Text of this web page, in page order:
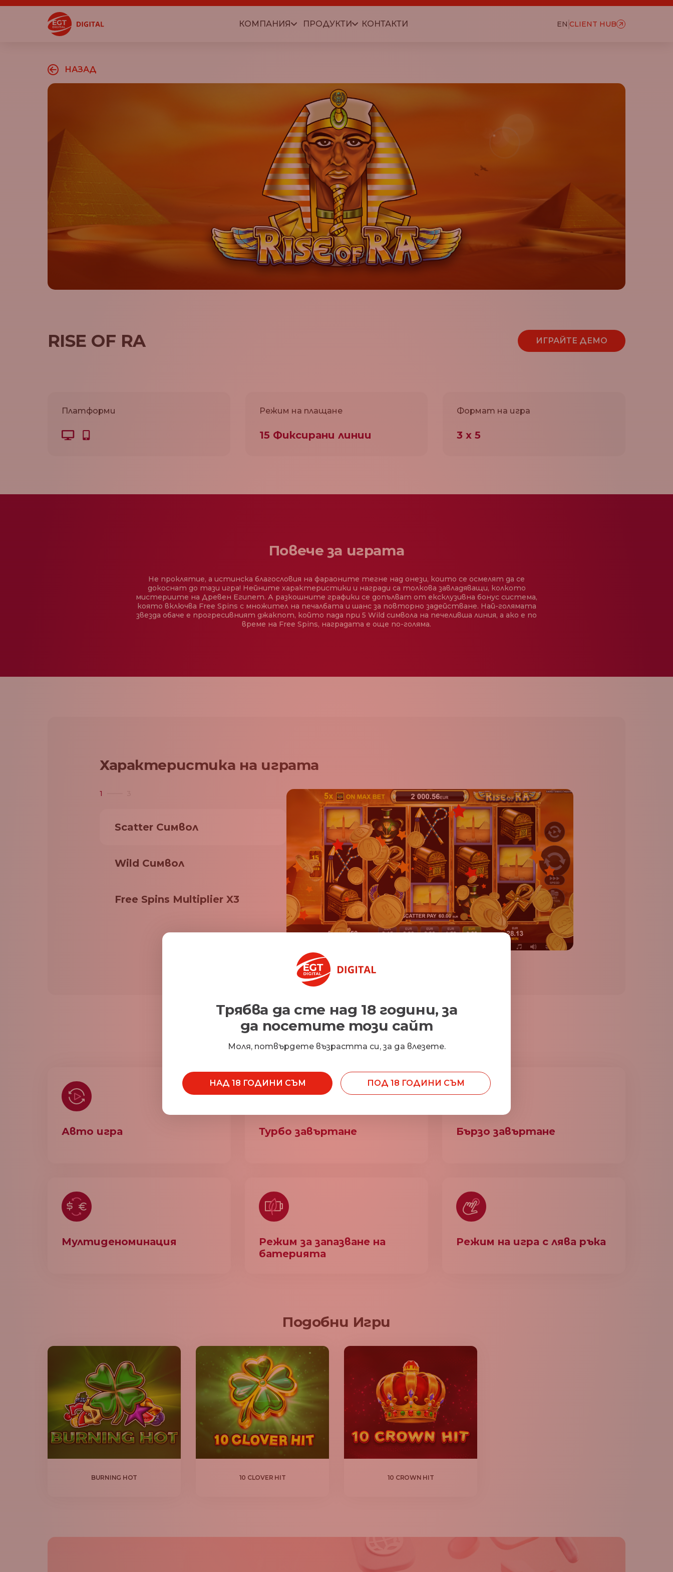
КОМПАНИЯ ПРОДУКТИ КОНТАКТИ EN CLIENT HUB
НАЗАД
RISE OF RA ИГРАЙТЕ ДЕМО
Платформи Режим на плащане
15 Фиксирани линии
Формат на игра
3 x 5
Повече за играта
Не проклятие, а истинска благословия на фараоните тегне над онези, които се осмелят да се
докоснат до тази игра! Нейните характеристики и награди са толкова завладяващи, колкото
мистериите на Древен Египет. А разкошните графики се допълват от ексклузивна бонус система,
която включва Free Spins с множител на печалбата и шанс за повторно задействане. Най-голямата
звезда обаче е прогресивният джакпот, който пада при 5 Wild символа на печеливша линия, а ако е по
време на Free Spins, наградата е още по-голяма.
Характеристика на играта
1
Scatter Символ
Wild Символ
Free Spins Multiplier X3
Характеристики
Авто игра Турбо завъртане Бързо завъртане
Мултиденоминация
Режим за запазване на
батерията
Режим на игра с лява ръка
Подобни Игри
BURNING HOT 10 CLOVER HIT 10 CROWN HIT
Трябва да сте над 18 години, за
да посетите този сайт
Моля, потвърдете възрастта си, за да влезете.
НАД 18 ГОДИНИ СЪМ ПОД 18 ГОДИНИ СЪМ